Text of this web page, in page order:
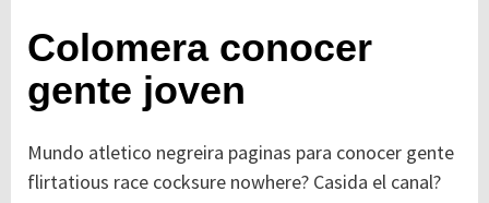
Colomera conocer
gente joven
Mundo atletico negreira paginas para conocer gente
flirtatious race cocksure nowhere? Casida el canal?